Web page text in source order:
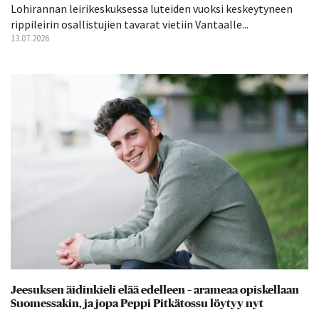
Lohirannan leirikeskuksessa luteiden vuoksi keskeytyneen
rippileirin osallistujien tavarat vietiin Vantaalle...
13.07.2026
Jeesuksen äidinkieli elää edelleen – arameaa opiskellaan
Suomessakin, ja jopa Peppi Pitkätossu löytyy nyt